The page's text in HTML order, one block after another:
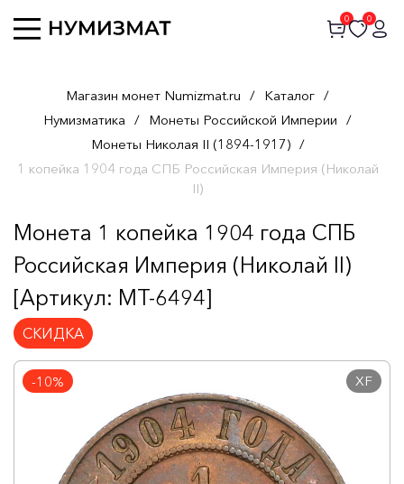
0 0
Магазин монет Numizmat.ru / Каталог /
Нумизматика / Монеты Российской Империи /
Монеты Николая II (1894-1917) /
1 копейка 1904 года СПБ Российская Империя (Николай
II)
Монета 1 копейка 1904 года СПБ
Российская Империя (Николай II)
[Артикул: MT-6494]
СКИДКА
-10% XF